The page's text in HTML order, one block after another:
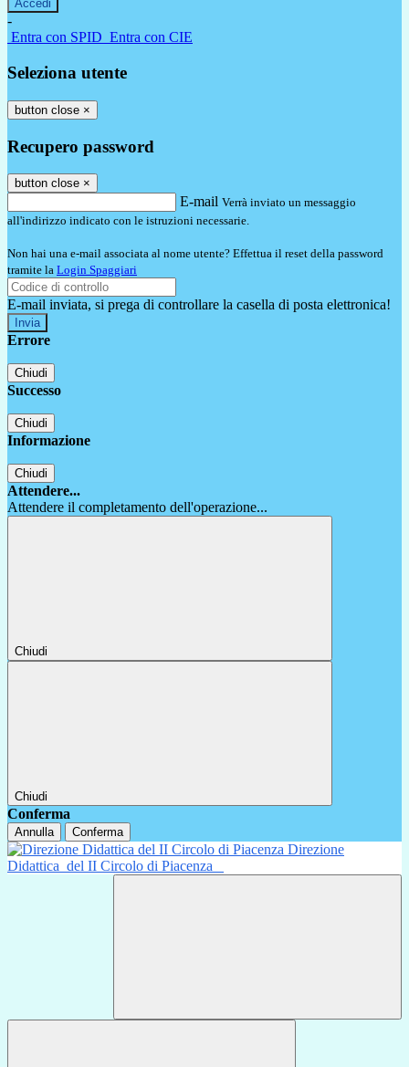
-
Entra con SPID Entra con CIE
Seleziona utente
button close ×
Recupero password
button close ×
E-mail Verrà inviato un messaggio
all'indirizzo indicato con le istruzioni necessarie.
Non hai una e-mail associata al nome utente? Effettua il reset della password
tramite la Login Spaggiari
E-mail inviata, si prega di controllare la casella di posta elettronica!
Errore
Chiudi
Successo
Chiudi
Informazione
Chiudi
Attendere...
Attendere il completamento dell'operazione...
Chiudi
Chiudi
Conferma
Annulla Conferma
Direzione
Didattica del II Circolo di Piacenza